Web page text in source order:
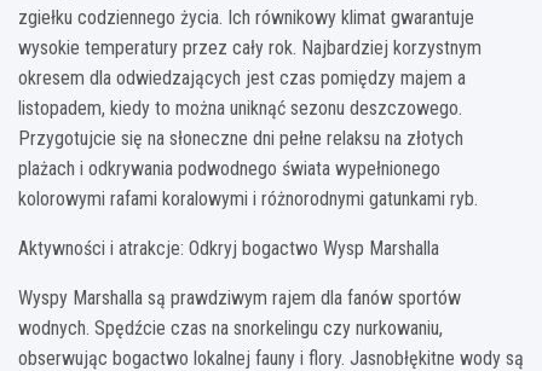
zgiełku codziennego życia. Ich równikowy klimat gwarantuje
wysokie temperatury przez cały rok. Najbardziej korzystnym
okresem dla odwiedzających jest czas pomiędzy majem a
listopadem, kiedy to można uniknąć sezonu deszczowego.
Przygotujcie się na słoneczne dni pełne relaksu na złotych
plażach i odkrywania podwodnego świata wypełnionego
kolorowymi rafami koralowymi i różnorodnymi gatunkami ryb.
Aktywności i atrakcje: Odkryj bogactwo Wysp Marshalla
Wyspy Marshalla są prawdziwym rajem dla fanów sportów
wodnych. Spędźcie czas na snorkelingu czy nurkowaniu,
obserwując bogactwo lokalnej fauny i flory. Jasnobłękitne wody są